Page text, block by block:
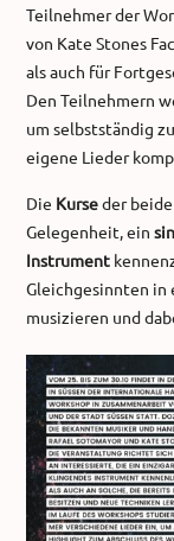
Teilnehmer der
von Kate Stones
als auch für
Den Teilnehmern
um selbstständig
eigene Lieder
Die Kurseder
Gelegenheit, ein
Instrument
Gleichgesinnten in
musizieren und